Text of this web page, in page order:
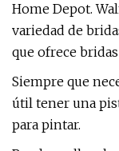
Home Depot.
variedad de
que ofrece
Siempre que
útil tener una
para pintar.